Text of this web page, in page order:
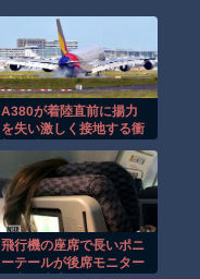
A380が着陸直前に揚力
を失い激しく接地する衝
飛行機の座席で長いポニ
ーテールが後席モニター